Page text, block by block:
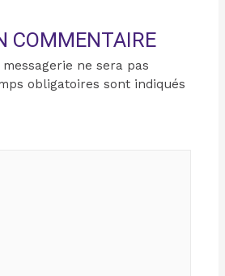
COMMENTAIRE
ne sera pas
obligatoires sont indiqués